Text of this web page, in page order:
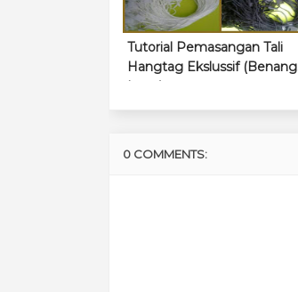
Tutorial Pemasangan Tali
Hangtag Ekslussif (Benang
Loop)
0 COMMENTS: